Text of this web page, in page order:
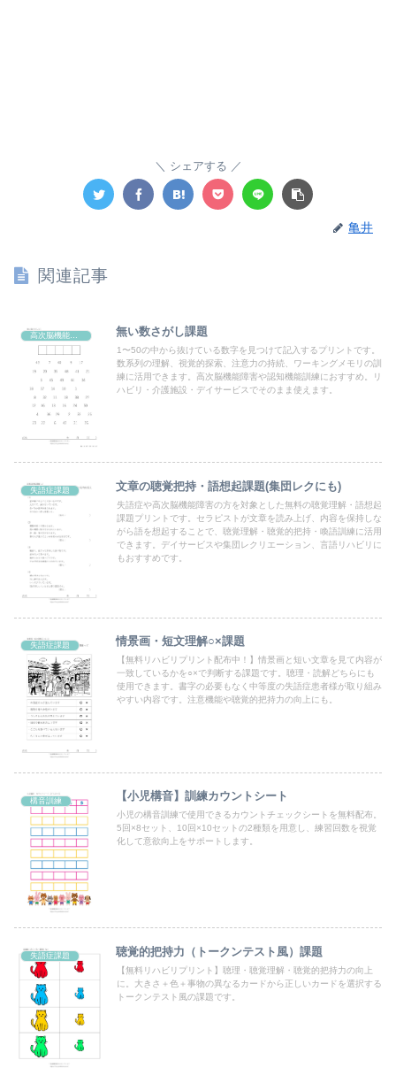
シェアする
亀井
関連記事
高次脳機能課題 無い数さがし課題
1〜50の中から抜けている数字を見つけて記入するプリントです。
数系列の理解、視覚的探索、注意力の持続、ワーキングメモリの訓
練に活用できます。高次脳機能障害や認知機能訓練におすすめ。リ
ハビリ・介護施設・デイサービスでそのまま使えます。
失語症課題 文章の聴覚把持・語想起課題(集団レクにも)
失語症や高次脳機能障害の方を対象とした無料の聴覚理解・語想起
課題プリントです。セラピストが文章を読み上げ、内容を保持しな
がら語を想起することで、聴覚理解・聴覚的把持・喚語訓練に活用
できます。デイサービスや集団レクリエーション、言語リハビリに
もおすすめです。
失語症課題 情景画・短文理解○×課題
【無料リハビリプリント配布中！】情景画と短い文章を見て内容が
一致しているかを○×で判断する課題です。聴理・読解どちらにも
使用できます。書字の必要もなく中等度の失語症患者様が取り組み
やすい内容です。注意機能や聴覚的把持力の向上にも。
構音訓練 【小児構音】訓練カウントシート
小児の構音訓練で使用できるカウントチェックシートを無料配布。
5回×8セット、10回×10セットの2種類を用意し、練習回数を視覚
化して意欲向上をサポートします。
失語症課題 聴覚的把持力（トークンテスト風）課題
【無料リハビリプリント】聴理・聴覚理解・聴覚的把持力の向上
に。大きさ＋色＋事物の異なるカードから正しいカードを選択する
トークンテスト風の課題です。